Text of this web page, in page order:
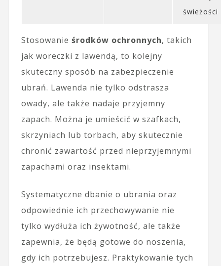
świeżości
Stosowanie środków ochronnych, takich
jak woreczki z lawendą, to kolejny
skuteczny sposób na zabezpieczenie
ubrań. Lawenda nie tylko odstrasza
owady, ale także nadaje przyjemny
zapach. Można je umieścić w szafkach,
skrzyniach lub torbach, aby skutecznie
chronić zawartość przed nieprzyjemnymi
zapachami oraz insektami.
Systematyczne dbanie o ubrania oraz
odpowiednie ich przechowywanie nie
tylko wydłuża ich żywotność, ale także
zapewnia, że będą gotowe do noszenia,
gdy ich potrzebujesz. Praktykowanie tych